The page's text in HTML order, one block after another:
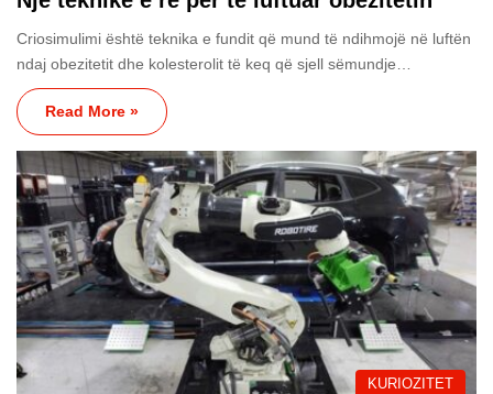
Criosimulimi është teknika e fundit që mund të ndihmojë në luftën
ndaj obezitetit dhe kolesterolit të keq që sjell sëmundje…
Read More »
KURIOZITET